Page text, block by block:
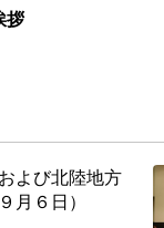
拶
よび北陸地方
月６日）